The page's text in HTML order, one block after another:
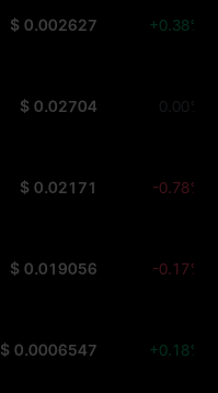
$ 0.002627 +0.38%
$ 0.02704 0.00%
$ 0.02171 -0.78%
$ 0.019056 -0.17%
$ 0.0006547 +0.18%